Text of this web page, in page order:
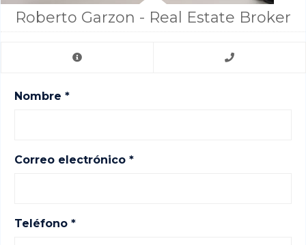
Roberto Garzon - Real Estate Broker
Nombre *
Correo electrónico *
Teléfono *